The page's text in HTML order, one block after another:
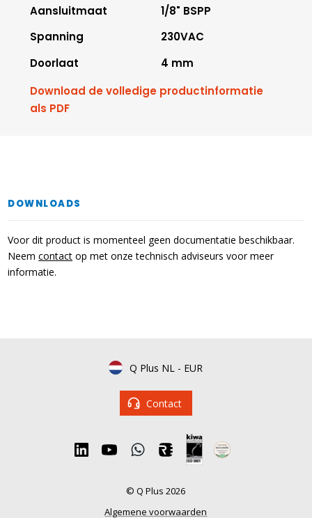
Aansluitmaat
1/8" BSPP
Spanning
230VAC
Doorlaat
4 mm
Download de volledige productinformatie
als PDF
DOWNLOADS
Voor dit product is momenteel geen documentatie beschikbaar.
Neemcontact op met onze technisch adviseurs voor meer
informatie.
Q Plus NL - EUR
Contact
© Q Plus 2026
Algemene voorwaarden